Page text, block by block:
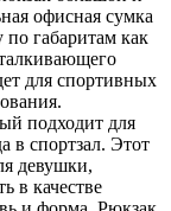
офисная сумка
по габаритам как
для спортивных
подходит для
в спортзал. Этот
девушки,
в качестве